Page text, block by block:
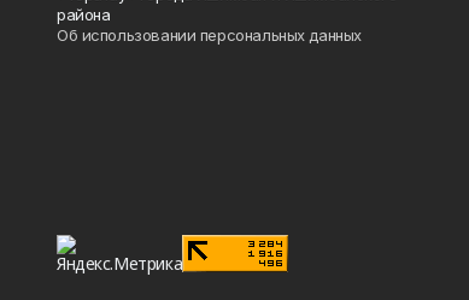
района
Об использовании персональных данных